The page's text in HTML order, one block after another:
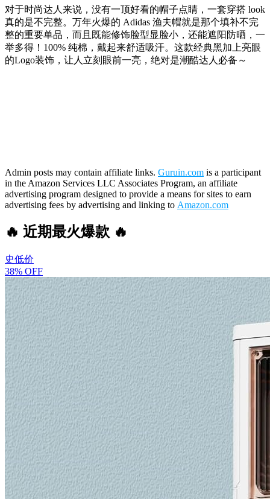
对于时尚达人来说，没有一顶好看的帽子点睛，一套穿搭 look
真的是不完整。万年火爆的 Adidas 渔夫帽就是那个填补不完
整的重要单品，而且既能修饰脸型显脸小，还能遮阳防晒，一
举多得！100% 纯棉，戴起来舒适吸汗。这款经典黑加上亮眼
的Logo装饰，让人立刻眼前一亮，绝对是潮酷达人必备～
Admin posts may contain affiliate links. Guruin.com is a participant
in the Amazon Services LLC Associates Program, an affiliate
advertising program designed to provide a means for sites to earn
advertising fees by advertising and linking to Amazon.com
🔥 近期最火爆款 🔥
史低价
38% OFF